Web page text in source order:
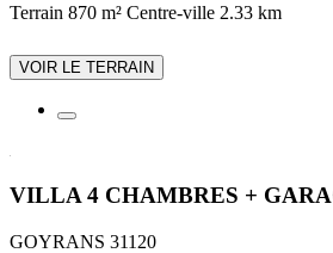
Terrain 870 m² Centre-ville 2.33 km
VOIR LE TERRAIN
VILLA 4 CHAMBRES +
GOYRANS 31120